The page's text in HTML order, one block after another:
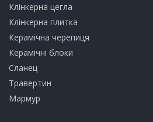
Клінкерна цегла
​Клінкерна плитка
​Керамічна черепиця
​Керамічні блоки
​Сланец
Травертин​
​Мармур